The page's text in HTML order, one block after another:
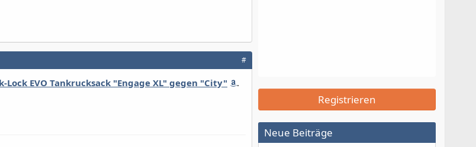
#
Lock EVO Tankrucksack "Engage XL" gegen "City"
.
Registrieren
Neue Beiträge